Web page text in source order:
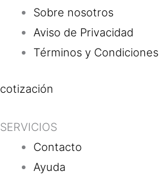
Sobre nosotros
Aviso de Privacidad
Términos y Condiciones
cotización
SERVICIOS
Contacto
Ayuda